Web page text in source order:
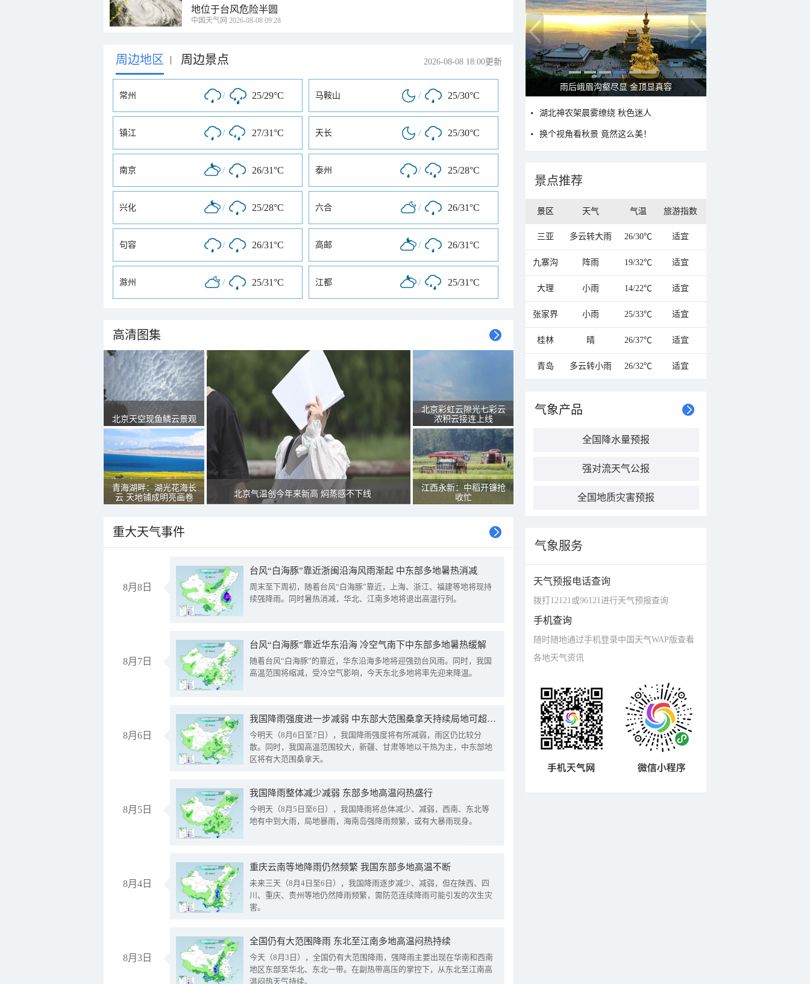
地位于台风危险半圆
中国天气网 2026-08-08 09:28
周边地区 | 周边景点 2026-08-08 18:00更新
常州 / 25/29°C 马鞍山 / 25/30°C
镇江 / 27/31°C 天长 / 25/30°C
南京 / 26/31°C 泰州 / 25/28°C
兴化 / 25/28°C 六合 / 26/31°C
句容 / 26/31°C 高邮 / 26/31°C
滁州 / 25/31°C 江都 / 25/31°C
高清图集
北京天空现鱼鳞云景观
青海湖畔：湖光花海长
云 天地铺成明亮画卷
北京气温创今年来新高 焖蒸感不下线
北京彩虹云隙光七彩云
浓积云接连上线
江西永新：中稻开镰抢
收忙
重大天气事件
8月8日
台风“白海豚”靠近浙闽沿海风雨渐起 中东部多地暑热消减
周末至下周初，随着台风“白海豚”靠近，上海、浙江、福建等地将现持
续强降雨。同时暑热消减，华北、江南多地将退出高温行列。
8月7日
台风“白海豚”靠近华东沿海 冷空气南下中东部多地暑热缓解
随着台风“白海豚”的靠近，华东沿海多地将迎强劲台风雨。同时，我国
高温范围将缩减，受冷空气影响，今天东北多地将率先迎来降温。
8月6日
我国降雨强度进一步减弱 中东部大范围桑拿天持续局地可超38℃
今明天（8月6日至7日），我国降雨强度将有所减弱，雨区仍比较分
散。同时，我国高温范围较大，新疆、甘肃等地以干热为主，中东部地
区将有大范围桑拿天。
8月5日
我国降雨整体减少减弱 东部多地高温闷热盛行
今明天（8月5日至6日），我国降雨将总体减少、减弱，西南、东北等
地有中到大雨，局地暴雨，海南岛强降雨频繁，或有大暴雨现身。
8月4日
重庆云南等地降雨仍然频繁 我国东部多地高温不断
未来三天（8月4日至6日），我国降雨逐步减少、减弱，但在陕西、四
川、重庆、贵州等地仍然降雨频繁，需防范连续降雨可能引发的次生灾
害。
8月3日
全国仍有大范围降雨 东北至江南多地高温闷热持续
今天（8月3日），全国仍有大范围降雨，强降雨主要出现在华南和西南
地区东部至华北、东北一带。在副热带高压的掌控下，从东北至江南高
温闷热天气持续。
雨后峨眉沟壑尽显 金顶显真容
湖北神农架晨雾缭绕 秋色迷人
换个视角看秋景 竟然这么美！
景点推荐
景区 天气 气温 旅游指数
三亚 多云转大雨 26/30℃ 适宜
九寨沟 阵雨 19/32℃ 适宜
大理 小雨 14/22℃ 适宜
张家界 小雨 25/33℃ 适宜
桂林 晴 26/37℃ 适宜
青岛 多云转小雨 26/32℃ 适宜
气象产品
全国降水量预报
强对流天气公报
全国地质灾害预报
气象服务
天气预报电话查询
拨打12121或96121进行天气预报查询
手机查询
随时随地通过手机登录中国天气WAP版查看
各地天气资讯